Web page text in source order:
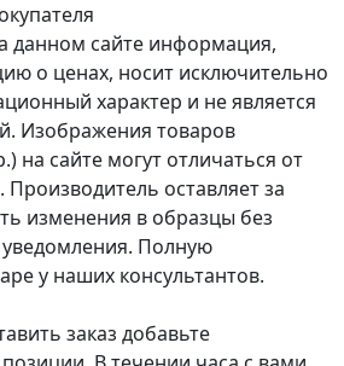
данном сайте информация,
о ценах, носит исключительно
характер и не является
Изображения товаров
на сайте могут отличаться от
оставляет за
изменения в образцы без
Полную
у наших консультантов.
заказ добавьте